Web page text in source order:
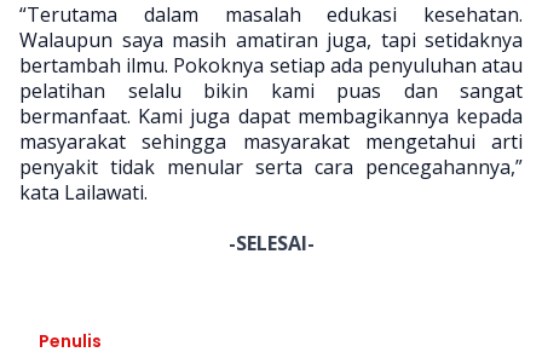
“Terutama dalam masalah edukasi kesehatan.
Walaupun saya masih amatiran juga, tapi setidaknya
bertambah ilmu. Pokoknya setiap ada penyuluhan atau
pelatihan selalu bikin kami puas dan sangat
bermanfaat. Kami juga dapat membagikannya kepada
masyarakat sehingga masyarakat mengetahui arti
penyakit tidak menular serta cara pencegahannya,”
kata Lailawati.
-SELESAI-
Penulis